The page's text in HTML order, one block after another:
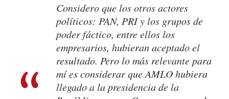
Considero que los otros actores
políticos: PAN, PRI y los grupos de
poder fáctico, entre ellos los
empresarios, hubieran aceptado el
resultado. Pero lo más relevante para
mí es considerar que AMLO hubiera
llegado a la presidencia de la